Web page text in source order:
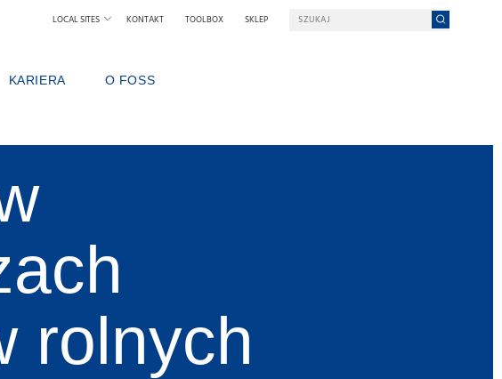
LOCAL SITES KONTAKT TOOLBOX SKLEP
KARIERA
ZNAJDŹ PRACĘ
NAUKA I TECHNOLOGIA
STUDENCI
O FOSS
ZRÓWNOWAŻONY ROZWÓJ
DLACZEGO FOSS?
rolnych